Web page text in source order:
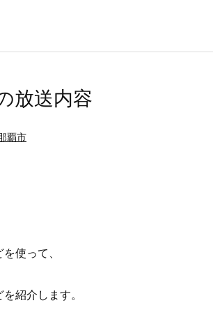
放送内容
覇市
使って、
紹介します。